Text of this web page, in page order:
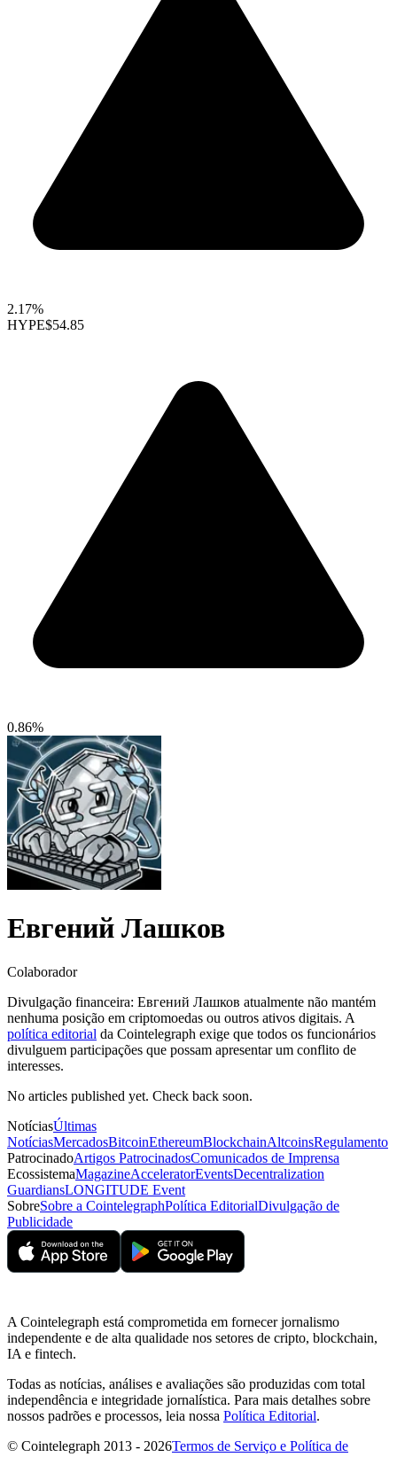
2.17%
HYPE$54.85
0.86%
Евгений Лашков
Colaborador
Divulgação financeira: Евгений Лашков atualmente não mantém
nenhuma posição em criptomoedas ou outros ativos digitais. A
política editorial da Cointelegraph exige que todos os funcionários
divulguem participações que possam apresentar um conflito de
interesses.
No articles published yet. Check back soon.
NotíciasÚltimas
NotíciasMercadosBitcoinEthereumBlockchainAltcoinsRegulamento
PatrocinadoArtigos PatrocinadosComunicados de Imprensa
EcossistemaMagazineAcceleratorEventsDecentralization
GuardiansLONGITUDE Event
SobreSobre a CointelegraphPolítica EditorialDivulgação de
Publicidade
A Cointelegraph está comprometida em fornecer jornalismo
independente e de alta qualidade nos setores de cripto, blockchain,
IA e fintech.
Todas as notícias, análises e avaliações são produzidas com total
independência e integridade jornalística. Para mais detalhes sobre
nossos padrões e processos, leia nossa Política Editorial.
© Cointelegraph 2013 - 2026Termos de Serviço e Política de